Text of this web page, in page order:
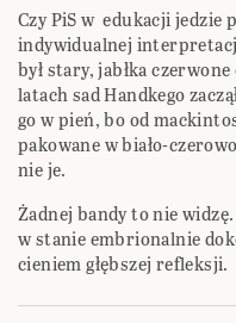
Czy PiS w edukacji jedzie
indywidualnej
był stary, jabłka
latach sad Handkego
go w pień, bo od
pakowane w biało-
nie je.
Żadnej bandy to nie
w stanie embrionalnie
cieniem głębszej refleksji.